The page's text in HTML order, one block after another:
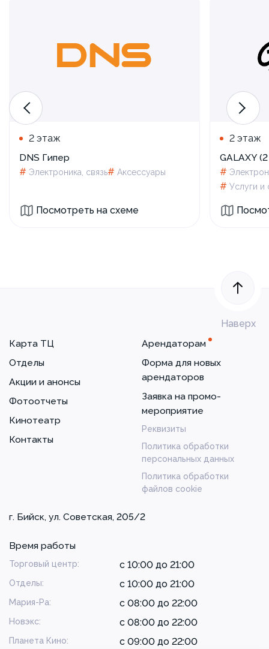
2 этаж
DNS Гипер
# Электроника, связь# Аксессуары
Посмотреть на схеме
2 этаж
GALAXY
#
# Услуги и
Наверх
Карта ТЦ
Отделы
Акции и анонсы
Фотоотчеты
Кинотеатр
Контакты
Арендаторам
Форма для новых
арендаторов
Заявка на промо-
мероприятие
Реквизиты
Политика обработки
персональных данных
Политика обработки
файлов cookie
г. Бийск, ул. Советская, 205/2
Время работы
Торговый центр: с 10:00 до 21:00
Отделы: с 10:00 до 21:00
Мария-Ра: с 08:00 до 22:00
Новэкс: с 08:00 до 22:00
Планета Кино: с 09:00 до 22:00